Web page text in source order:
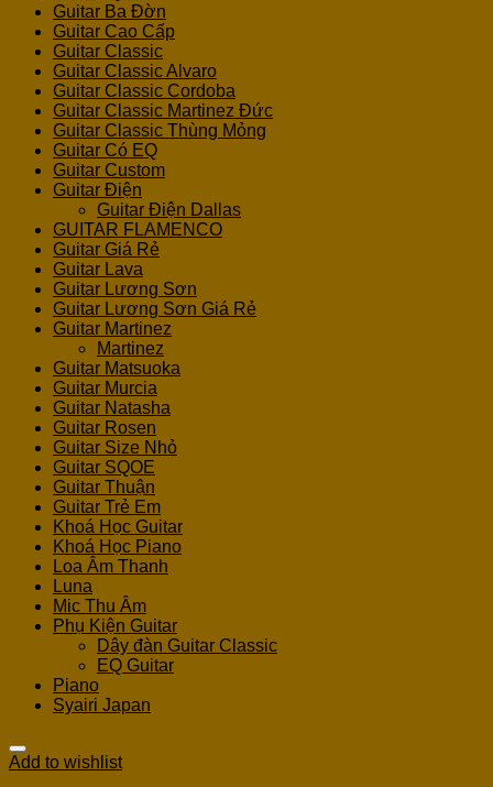
Guitar Ba Đờn
Guitar Cao Cấp
Guitar Classic
Guitar Classic Alvaro
Guitar Classic Cordoba
Guitar Classic Martinez Đức
Guitar Classic Thùng Mỏng
Guitar Có EQ
Guitar Custom
Guitar Điện
Guitar Điện Dallas
GUITAR FLAMENCO
Guitar Giá Rẻ
Guitar Lava
Guitar Lương Sơn
Guitar Lương Sơn Giá Rẻ
Guitar Martinez
Martinez
Guitar Matsuoka
Guitar Murcia
Guitar Natasha
Guitar Rosen
Guitar Size Nhỏ
Guitar SQOE
Guitar Thuận
Guitar Trẻ Em
Khoá Học Guitar
Khoá Học Piano
Loa Âm Thanh
Luna
Mic Thu Âm
Phụ Kiện Guitar
Dây đàn Guitar Classic
EQ Guitar
Piano
Syairi Japan
Add to wishlist